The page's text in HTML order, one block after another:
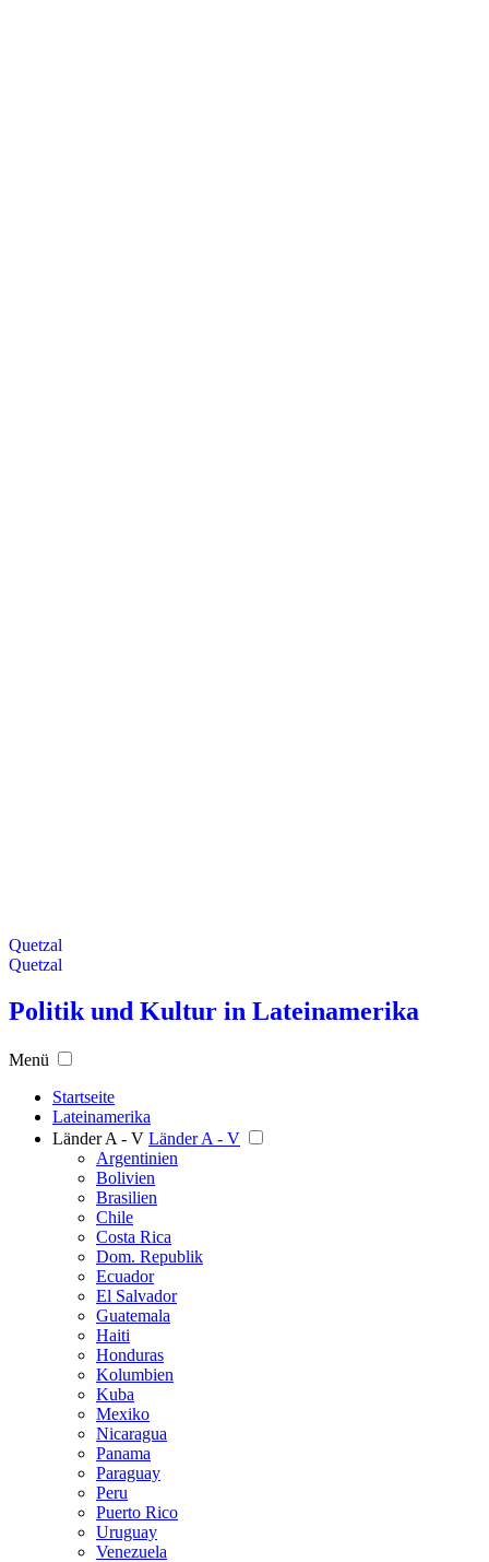
Quetzal
Quetzal
Politik und Kultur in Lateinamerika
Menü
Startseite
Lateinamerika
Länder A - V Länder A - V
Argentinien
Bolivien
Brasilien
Chile
Costa Rica
Dom. Republik
Ecuador
El Salvador
Guatemala
Haiti
Honduras
Kolumbien
Kuba
Mexiko
Nicaragua
Panama
Paraguay
Peru
Puerto Rico
Uruguay
Venezuela